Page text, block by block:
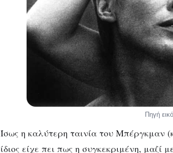
Πηγή
Ίσως η καλύτερη ταινία του Μπέργκμαν
ίδιος είχε πει πως η συγκεκριμένη, μαζί